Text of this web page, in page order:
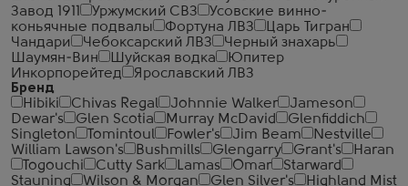
Завод 1911
Уржумский СВЗ
Усовские винно-
коньячные подвалы
Фортуна ЛВЗ
Царь Тигран
Чандари
Чебоксарский ЛВЗ
Черный знахарь
Шаумян-Вин
Шуйская водка
Юпитер
Инкорпорейтед
Ярославский ЛВЗ
Бренд
Hibiki
Chivas Regal Johnnie Walker
Jameson
Dewar's
Glen Scotia Murray McDavid
Glenfiddich
Singleton
Tomintoul Fowler's Jim Beam
Nestville
William Lawson's
Bushmills Glengarry Grant's
Haran
Togouchi
Cutty Sark Lamas Omar
Starward
Stauning
Wilson & Morgan Glen Silver's
Highland Mist